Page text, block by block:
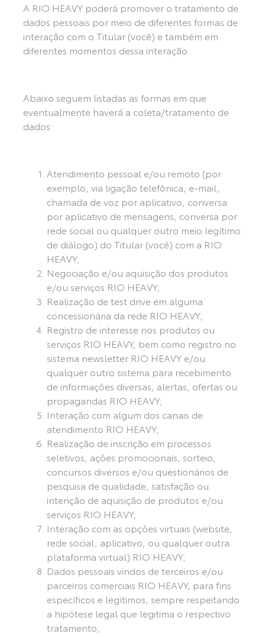
A RIO HEAVY poderá promover o tratamento de
dados pessoais por meio de diferentes formas de
interação com o Titular (você) e também em
diferentes momentos dessa interação.
Abaixo seguem listadas as formas em que
eventualmente haverá a coleta/tratamento de
dados:
Atendimento pessoal e/ou remoto (por
exemplo, via ligação telefônica, e-mail,
chamada de voz por aplicativo, conversa
por aplicativo de mensagens, conversa por
rede social ou qualquer outro meio legítimo
de diálogo) do Titular (você) com a RIO
HEAVY;
Negociação e/ou aquisição dos produtos
e/ou serviços RIO HEAVY;
Realização de test drive em alguma
concessionária da rede RIO HEAVY;
Registro de interesse nos produtos ou
serviços RIO HEAVY, bem como registro no
sistema newsletter RIO HEAVY e/ou
qualquer outro sistema para recebimento
de informações diversas, alertas, ofertas ou
propagandas RIO HEAVY;
Interação com algum dos canais de
atendimento RIO HEAVY;
Realização de inscrição em processos
seletivos, ações promocionais, sorteio,
concursos diversos e/ou questionários de
pesquisa de qualidade, satisfação ou
intenção de aquisição de produtos e/ou
serviços RIO HEAVY;
Interação com as opções virtuais (website,
rede social, aplicativo, ou qualquer outra
plataforma virtual) RIO HEAVY;
Dados pessoais vindos de terceiros e/ou
parceiros comerciais RIO HEAVY, para fins
específicos e legítimos, sempre respeitando
a hipótese legal que legitima o respectivo
tratamento;